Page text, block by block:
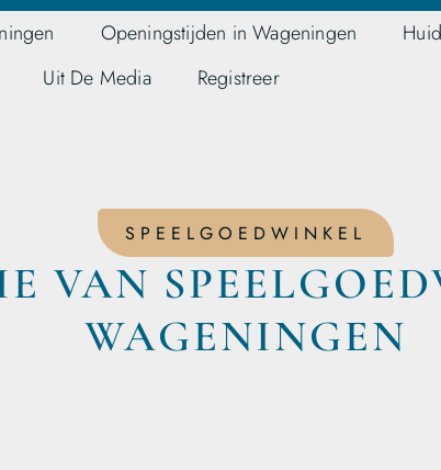
Openingstijden in Wageningen
Uit De Media
Registreer
SPEELGOEDWINKEL
VAN
WAGENINGEN